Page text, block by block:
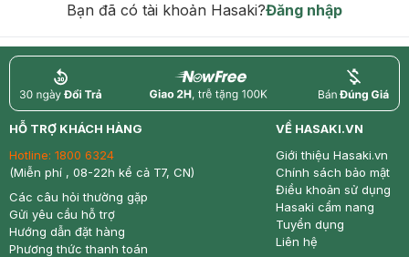
Bạn đã có tài khoản Hasaki?Đăng nhập
return nowfree price
HỖ TRỢ KHÁCH HÀNG
Hotline: 1800 6324
(Miễn phí , 08-22h kể cả T7, CN)
Các câu hỏi thường gặp
Gửi yêu cầu hỗ trợ
Hướng dẫn đặt hàng
Phương thức thanh toán
VỀ HASAKI.VN
Giới thiệu Hasaki.vn
Chính sách bảo mật
Điều khoản sử dụng
Hasaki cẩm nang
Tuyển dụng
Liên hệ